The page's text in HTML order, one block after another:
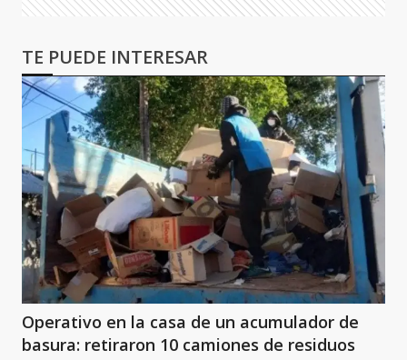
TE PUEDE INTERESAR
Operativo en la casa de un acumulador de
basura: retiraron 10 camiones de residuos